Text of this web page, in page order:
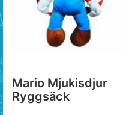
Mario Mjukisdjur
Ryggsäck